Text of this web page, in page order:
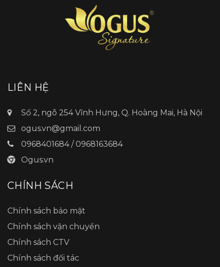
LIÊN HỆ
Số 2, ngõ 254 Vĩnh Hưng, Q. Hoàng Mai, Hà Nội
ogus.vn@gmail.com
0968401684 / 0968163684
Ogus.vn
CHÍNH SÁCH
Chính sách bảo mật
Chính sách vận chuyển
Chính sách CTV
Chính sách đối tác